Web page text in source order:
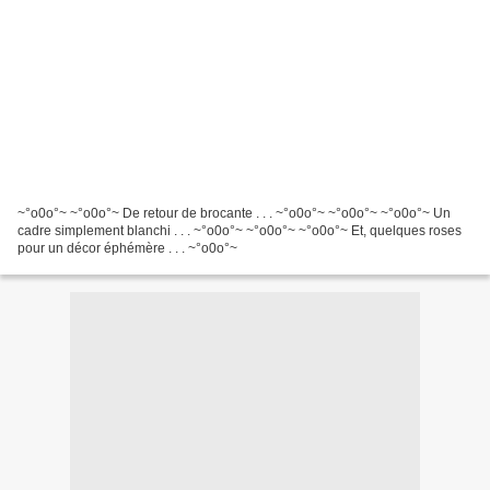
~°o0o°~ ~°o0o°~ De retour de brocante . . . ~°o0o°~ ~°o0o°~ ~°o0o°~ Un
cadre simplement blanchi . . . ~°o0o°~ ~°o0o°~ ~°o0o°~ Et, quelques roses
pour un décor éphémère . . . ~°o0o°~